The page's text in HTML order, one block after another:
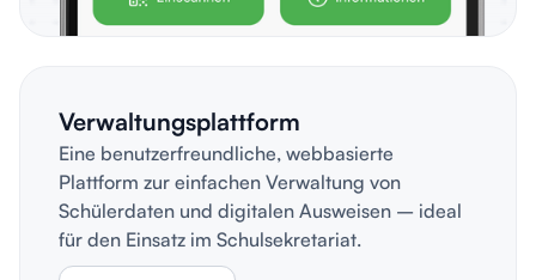
Verwaltungsplattform
Eine benutzerfreundliche, webbasierte
Plattform zur einfachen Verwaltung von
Schülerdaten und digitalen Ausweisen – ideal
für den Einsatz im Schulsekretariat.